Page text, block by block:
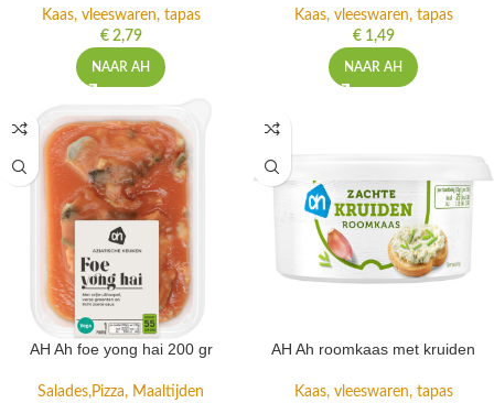
Kaas, vleeswaren, tapas
€2,79
NAAR AH
Kaas, vleeswaren, tapas
€1,49
NAAR AH
AH Ah foe yong hai 200 gr
Salades,Pizza, Maaltijden
AH Ah roomkaas met kruiden
Kaas, vleeswaren, tapas